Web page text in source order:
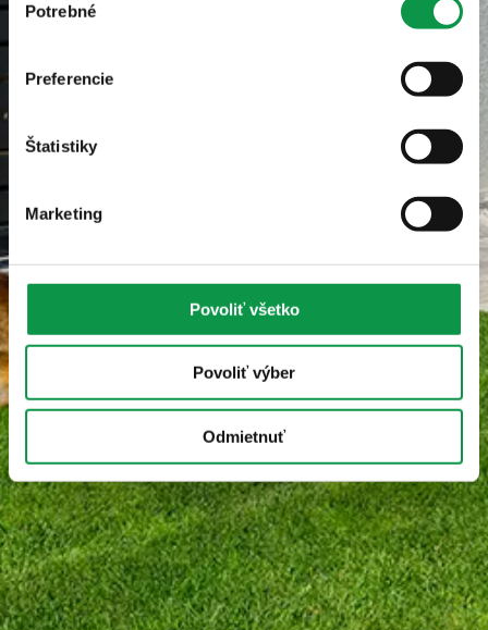
súhlasu
Potrebné
Preferencie
Štatistiky
Marketing
Povoliť všetko
Povoliť výber
Odmietnuť